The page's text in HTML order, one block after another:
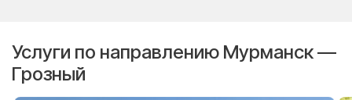
Услуги по направлению Мурманск —
Грозный